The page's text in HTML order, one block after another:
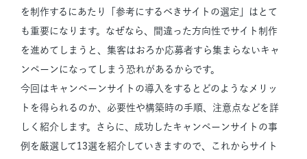
を制作するにあたり「参考にするべきサイトの選定」はとて
も重要になります。なぜなら、間違った方向性でサイト制作
を進めてしまうと、集客はおろか応募者すら集まらないキャ
ンペーンになってしまう恐れがあるからです。
今回はキャンペーンサイトの導入をするとどのようなメリッ
トを得られるのか、必要性や構築時の手順、注意点などを詳
しく紹介します。さらに、成功したキャンペーンサイトの事
例を厳選して13選を紹介していきますので、これからサイト